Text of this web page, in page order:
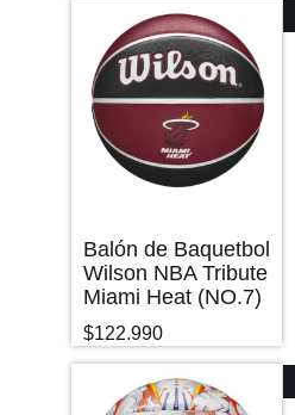
Balón de Baquetbol
Wilson NBA Tribute
Miami Heat (NO.7)
$122.990